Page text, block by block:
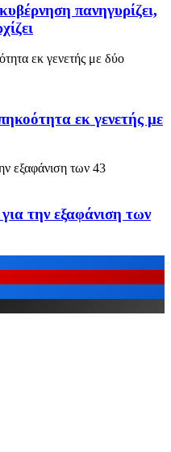
πανηγυρίζει,
εκ γενετής με
την εξαφάνιση των